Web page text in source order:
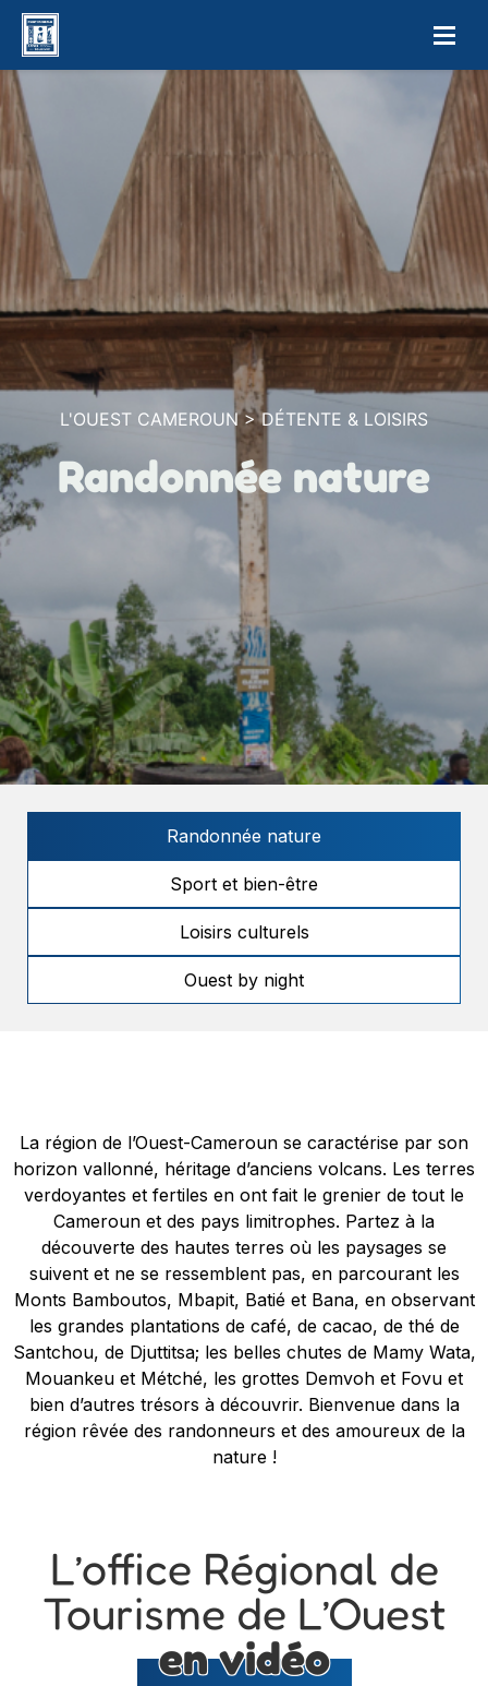
L'OUEST CAMEROUN > DÉTENTE & LOISIRS
Randonnée nature
Randonnée nature
Sport et bien-être
Loisirs culturels
Ouest by night
La région de l’Ouest-Cameroun se caractérise par son
horizon vallonné, héritage d’anciens volcans. Les terres
verdoyantes et fertiles en ont fait le grenier de tout le
Cameroun et des pays limitrophes. Partez à la
découverte des hautes terres où les paysages se
suivent et ne se ressemblent pas, en parcourant les
Monts Bamboutos, Mbapit, Batié et Bana, en observant
les grandes plantations de café, de cacao, de thé de
Santchou, de Djuttitsa; les belles chutes de Mamy Wata,
Mouankeu et Métché, les grottes Demvoh et Fovu et
bien d’autres trésors à découvrir. Bienvenue dans la
région rêvée des randonneurs et des amoureux de la
nature !
L’office Régional de
Tourisme de L’Ouest
en vidéo